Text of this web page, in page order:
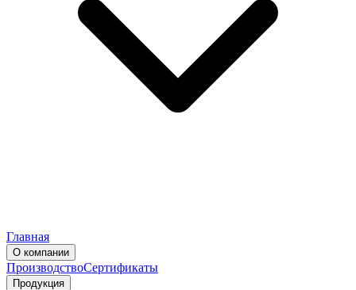
Главная
О компании
ПроизводствоСертификаты
Продукция